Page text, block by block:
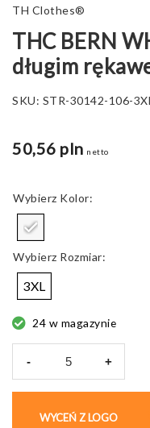
TH Clothes®
THC BERN
długim
SKU: STR-30142-106-3XL
50,56 pln netto
Kolor
Rozmiar
3XL
24 w magazynie
- +
WYCEŃ Z LOGO